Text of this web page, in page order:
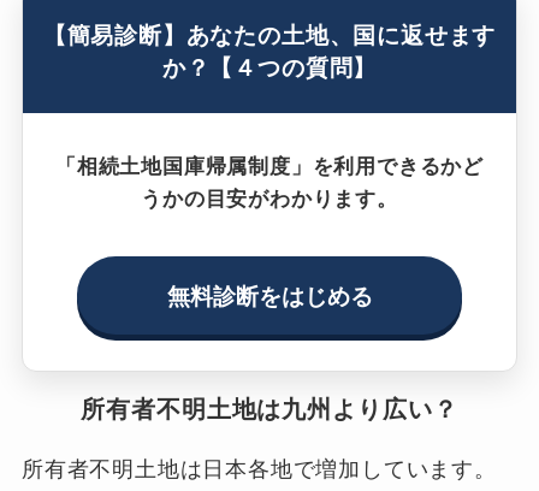
【簡易診断】あなたの土地、国に返せます
か？【４つの質問】
「相続土地国庫帰属制度」を利用できるかど
うかの目安がわかります。
無料診断をはじめる
所有者不明土地は九州より広い？
所有者不明土地は日本各地で増加しています。